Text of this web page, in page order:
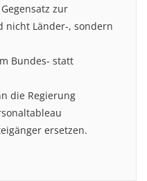
zur
nicht Länder-, sondern
Bundes- statt
die Regierung
ersetzen.